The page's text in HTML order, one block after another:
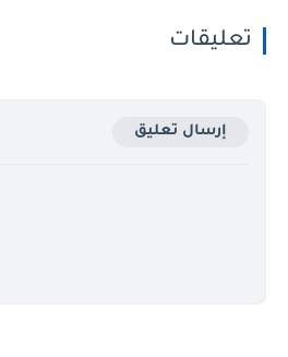
تعليقات
إرسال تعليق